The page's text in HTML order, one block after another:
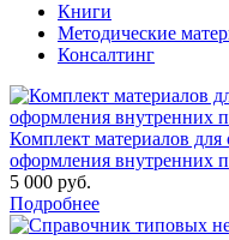
Книги
Методические
Консалтинг
Комплект материалов
оформления внутренних
5 000 руб.
Подробнее